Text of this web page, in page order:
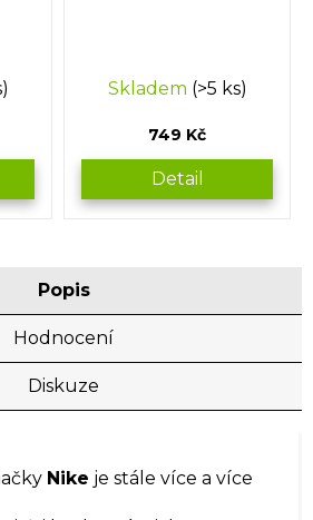
Skladem (>5 ks)
749 Kč
Detail
Popis
Hodnocení
Diskuze
Nike je stále více a více